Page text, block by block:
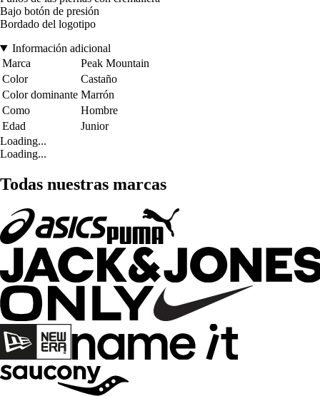
Bajo botón de presión
Bordado del logotipo
Información adicional
Marca
Peak Mountain
Color
Castaño
Color dominante Marrón
Como
Hombre
Edad
Junior
Loading...
Loading...
Todas nuestras marcas